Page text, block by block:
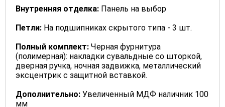
Внутренняя отделка: Панель на выбор
Петли: На подшипниках скрытого типа - 3 шт.
Полный комплект: Черная фурнитура
(полимерная): накладки сувальдные со шторкой,
дверная ручка, ночная задвижка, металлический
эксцентрик с защитной вставкой.
Дополнительно: Увеличенный МДФ наличник 100
мм